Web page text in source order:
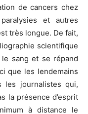
de cancers chez
et autres
très longue. De fait,
scientifique
sang et se répand
que les lendemains
les journalistes qui,
la présence d’esprit
à distance le